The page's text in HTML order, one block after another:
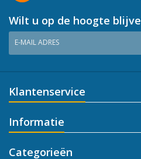
Wilt u op de hoogte
E-MAIL ADRES
Klantenservice
Informatie
Categorieën